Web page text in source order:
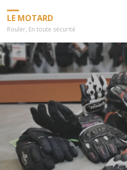
LE MOTARD
Rouler, En toute sécurité